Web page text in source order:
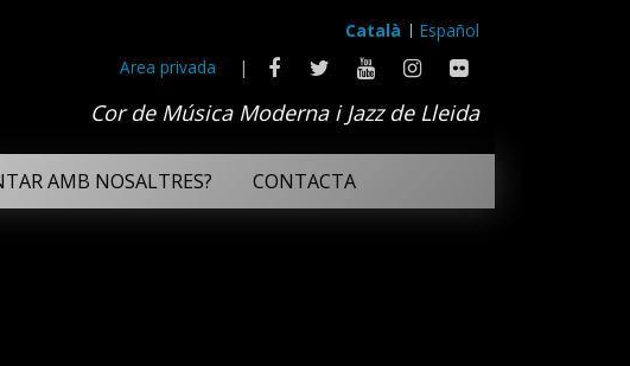
Català
Español
Area privada
|
Cor de Música Moderna i Jazz de Lleida
AMB NOSALTRES? CONTACTA